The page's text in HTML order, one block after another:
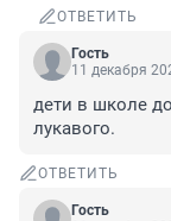
ОТВЕТИТЬ
Гость
11 декабря
дети в школе
лукавого.
ОТВЕТИТЬ
Гость